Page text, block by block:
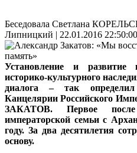
Беседовала Светлана
Липницкий | 22.01.2016 22:50:00
Установление и развитие
историко-культурного
диалога – так
Канцелярии Российского
ЗАКАТОВ. Первое после
императорской семьи с
году. За два десятилетия
основу.